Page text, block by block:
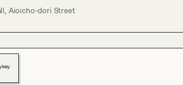
Aioicho-dori Street
key